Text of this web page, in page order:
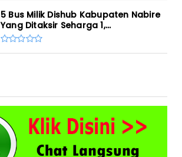
5 Bus Milik Dishub Kabupaten Nabire
Yang Ditaksir Seharga 1,...